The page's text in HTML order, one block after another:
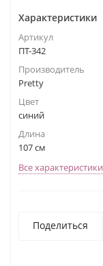
Характеристики
Артикул
ПТ-342
Производитель
Pretty
Цвет
синий
Длина
107 см
Все характеристики
Поделиться